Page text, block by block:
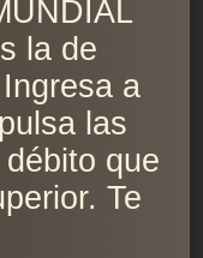
la de
a
las
que
Te